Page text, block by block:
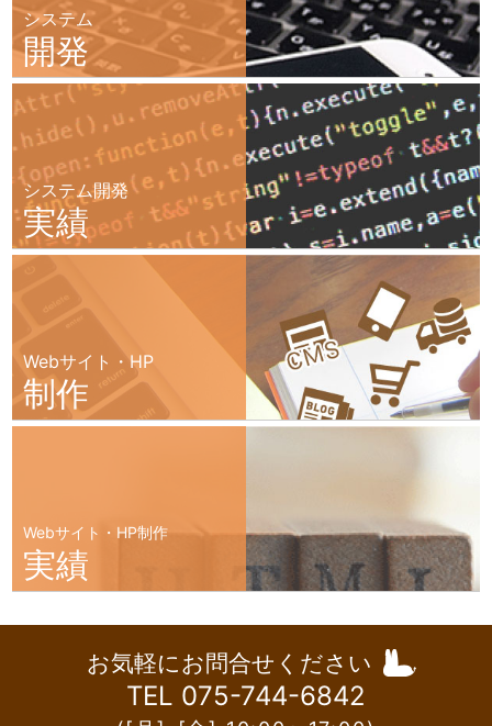
システム
開発
システム開発
実績
Webサイト・HP
制作
Webサイト・HP制作
実績
お気軽にお問合せください
TEL 075-744-6842